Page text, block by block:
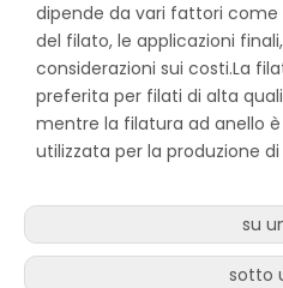
dipende da vari fattori
del filato, le applicazioni
considerazioni sui costi.La
preferita per filati di alta
mentre la filatura ad anello
utilizzata per la produzione
su
sotto